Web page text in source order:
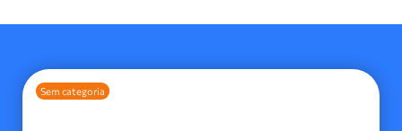
Sem categoria